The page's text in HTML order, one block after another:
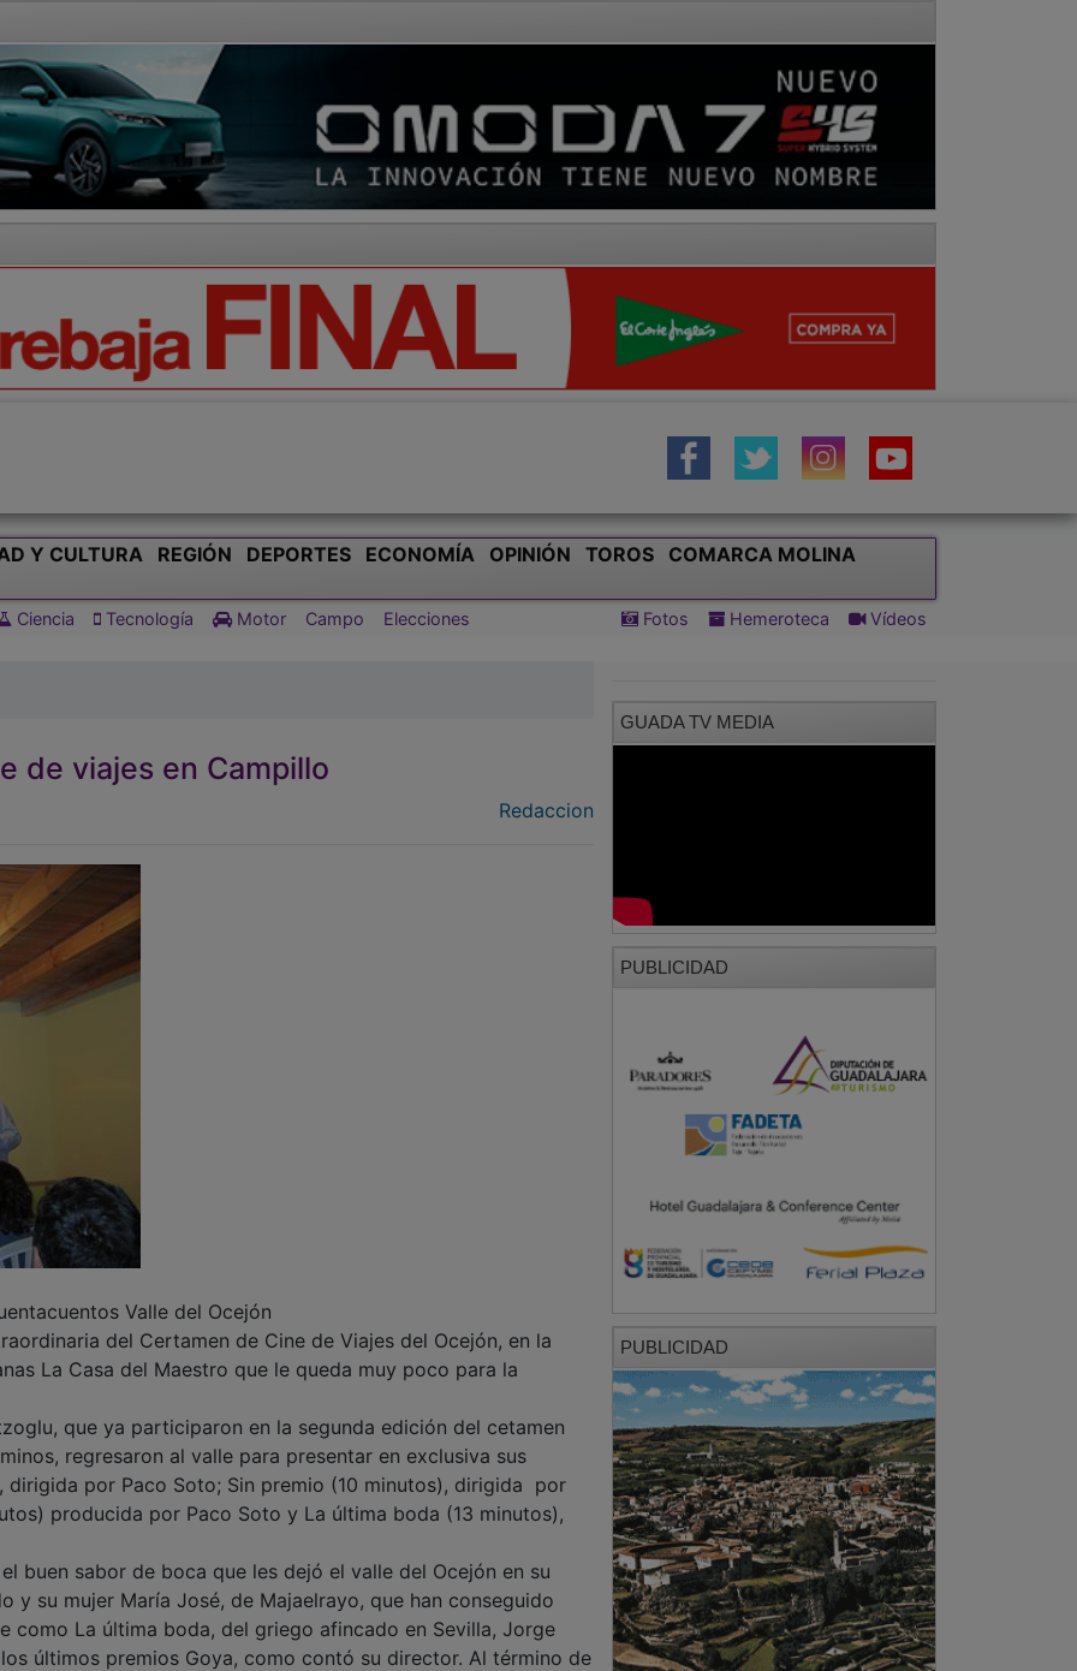
Y CULTURA REGIÓN DEPORTES ECONOMÍA OPINIÓN TOROS
COMARCA MOLINA
Ciencia Tecnología Motor Campo Elecciones Fotos Hemeroteca Vídeos
de viajes en Campillo
Redaccion
Valle del Ocejón
del Certamen de Cine de Viajes del Ocejón, en la
La Casa del Maestro que le queda muy poco para la
que ya participaron en la segunda edición del cetamen
regresaron al valle para presentar en exclusiva sus
dirigida por Paco Soto; Sin premio (10 minutos), dirigida por
producida por Paco Soto y La última boda (13 minutos),
buen sabor de boca que les dejó el valle del Ocejón en su
y su mujer María José, de Majaelrayo, que han conseguido
La última boda, del griego afincado en Sevilla, Jorge
últimos premios Goya, como contó su director. Al término de
GUADA TV MEDIA
PUBLICIDAD
PUBLICIDAD